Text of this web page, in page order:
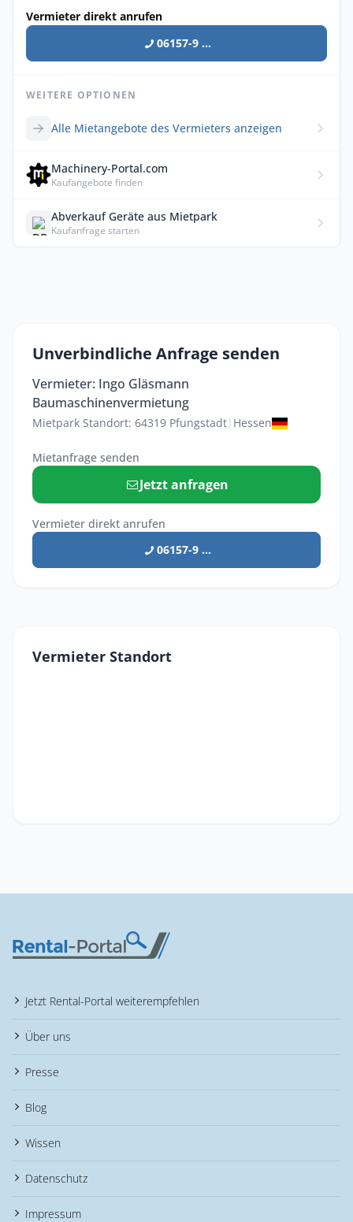
Vermieter direkt anrufen
06157-9 ...
WEITERE OPTIONEN
Alle Mietangebote des Vermieters anzeigen
Machinery-Portal.com
Kaufangebote finden
Abverkauf Geräte aus Mietpark
Kaufanfrage starten
Unverbindliche Anfrage senden
Vermieter: Ingo Gläsmann
Baumaschinenvermietung
Mietpark Standort: 64319 Pfungstadt| Hessen
Mietanfrage senden
Jetzt anfragen
Vermieter direkt anrufen
06157-9 ...
Vermieter Standort
Jetzt Rental-Portal weiterempfehlen
Über uns
Presse
Blog
Wissen
Datenschutz
Impressum